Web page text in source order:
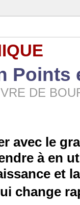
Points
DE
avec le
à en
et
change